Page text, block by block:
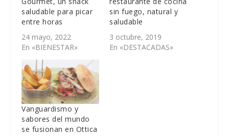
saludable para picar
entre horas
24 mayo, 2022
En «BIENESTAR»
sin fuego, natural y
saludable
3 octubre, 2019
En «DESTACADAS»
Vanguardismo y
sabores del mundo
se fusionan en Ottica